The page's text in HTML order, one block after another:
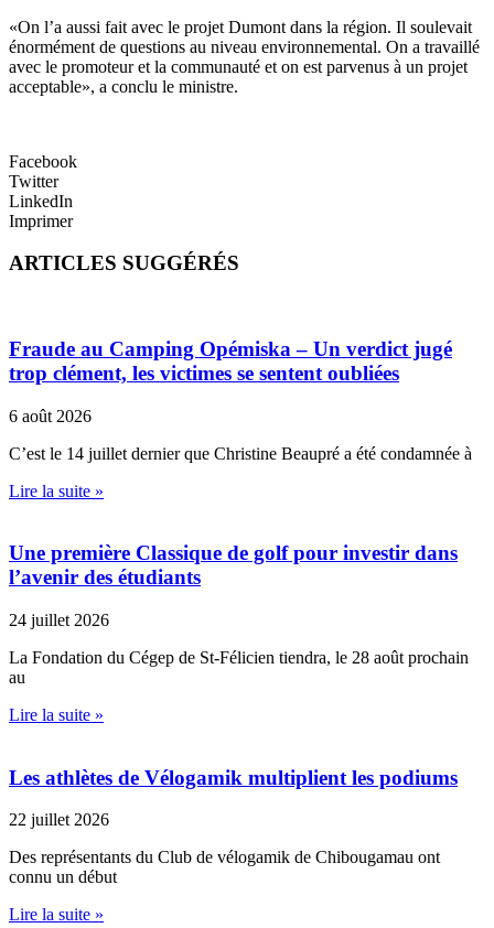
«On l’a aussi fait avec le projet Dumont dans la région. Il soulevait
énormément de questions au niveau environnemental. On a travaillé
avec le promoteur et la communauté et on est parvenus à un projet
acceptable», a conclu le ministre.
Facebook
Twitter
LinkedIn
Imprimer
ARTICLES SUGGÉRÉS
Fraude au Camping Opémiska – Un verdict jugé
trop clément, les victimes se sentent oubliées
6 août 2026
C’est le 14 juillet dernier que Christine Beaupré a été condamnée à
Lire la suite »
Une première Classique de golf pour investir dans
l’avenir des étudiants
24 juillet 2026
La Fondation du Cégep de St-Félicien tiendra, le 28 août prochain
au
Lire la suite »
Les athlètes de Vélogamik multiplient les podiums
22 juillet 2026
Des représentants du Club de vélogamik de Chibougamau ont
connu un début
Lire la suite »